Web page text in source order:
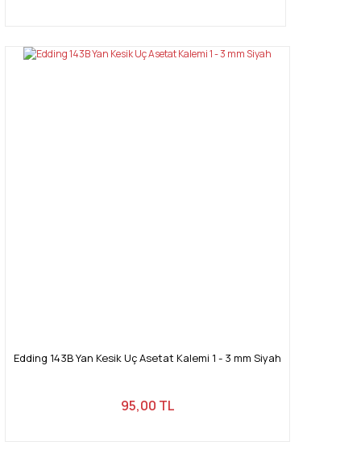
Edding 143B Yan Kesik Uç Asetat Kalemi 1 - 3 mm Siyah
95,00 TL